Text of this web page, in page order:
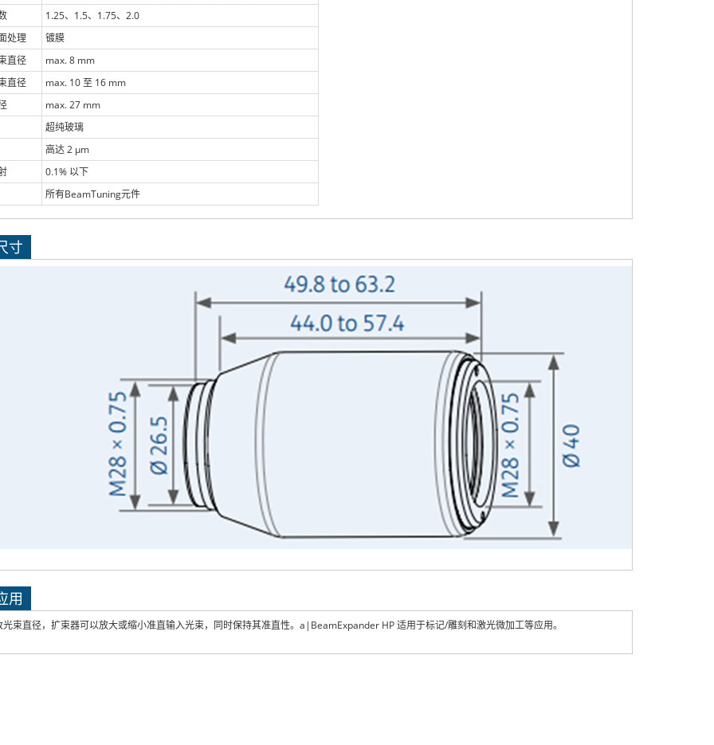
1.25、1.5、1.75、2.0
处理
镀膜
直径
max. 8 mm
直径
max. 10 至 16 mm
max. 27 mm
超纯玻璃
高达 2 µm
0.1% 以下
所有BeamTuning元件
寸
用
光束直径，扩束器可以放大或缩小准直输入光束，同时保持其准直性。a|BeamExpander HP 适用于标记/雕刻和激光微加工等应用。